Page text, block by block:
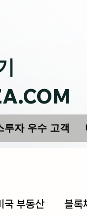
투자 우수 고객
국 부동산 블록